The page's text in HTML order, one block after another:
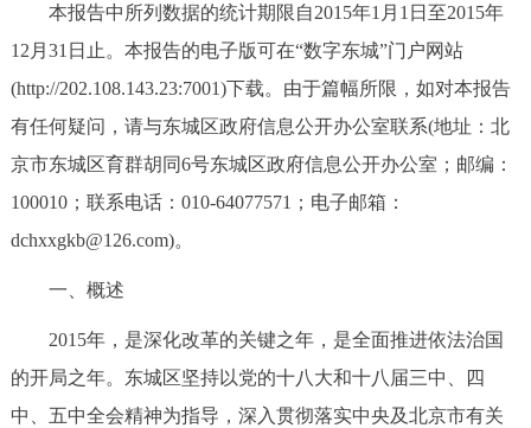
中介服务 阳光政务
12345网上接诉即办 我要咨询 我要建议
参与调查 在线访谈
绿色北京 图说北京 视频北京
本报告中所列数据的统计期限自2015年1月1日至2015年
12月31日止。本报告的电子版可在“数字东城”门户网站
(http://202.108.143.23:7001)下载。由于篇幅所限，如对本报告
有任何疑问，请与东城区政府信息公开办公室联系(地址：北
京市东城区育群胡同6号东城区政府信息公开办公室；邮编：
100010；联系电话：010-64077571；电子邮箱：
dchxxgkb@126.com)。
一、概述
2015年，是深化改革的关键之年，是全面推进依法治国
的开局之年。东城区坚持以党的十八大和十八届三中、四
中、五中全会精神为指导，深入贯彻落实中央及北京市有关